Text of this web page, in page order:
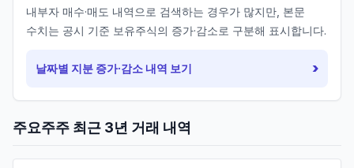
내부자 매수·매도 내역으로 검색하는 경우가 많지만, 본문
수치는 공시 기준 보유주식의 증가·감소로 구분해 표시합니다.
날짜별 지분 증가·감소 내역 보기 ›
주요주주 최근 3년 거래 내역